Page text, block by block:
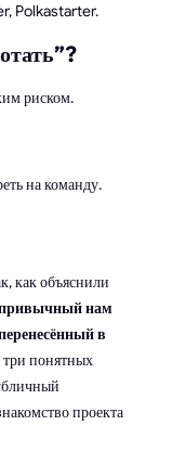
Polkastarter.
риском.
на команду.
как объяснили
нам
в
три понятных
проекта